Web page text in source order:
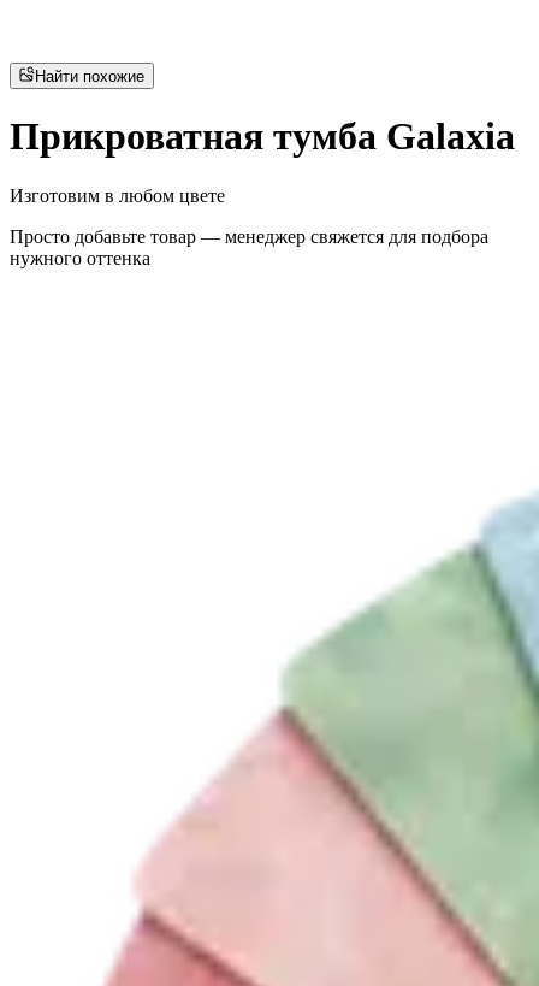
Найти похожие
Прикроватная тумба Galaxia
Изготовим в любом цвете
Просто добавьте товар — менеджер свяжется для подбора
нужного оттенка